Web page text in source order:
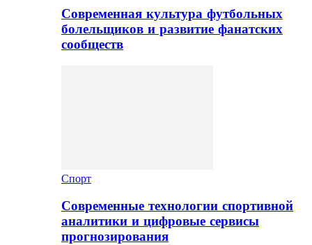
Современная культура футбольных
болельщиков и развитие фанатских
сообществ
Спорт
Современные технологии спортивной
аналитики и цифровые сервисы
прогнозирования